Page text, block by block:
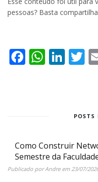
pessoas? Basta
Facebook
POSTS
Como Construir
Semestre da
Publicado porAndreem23/07/